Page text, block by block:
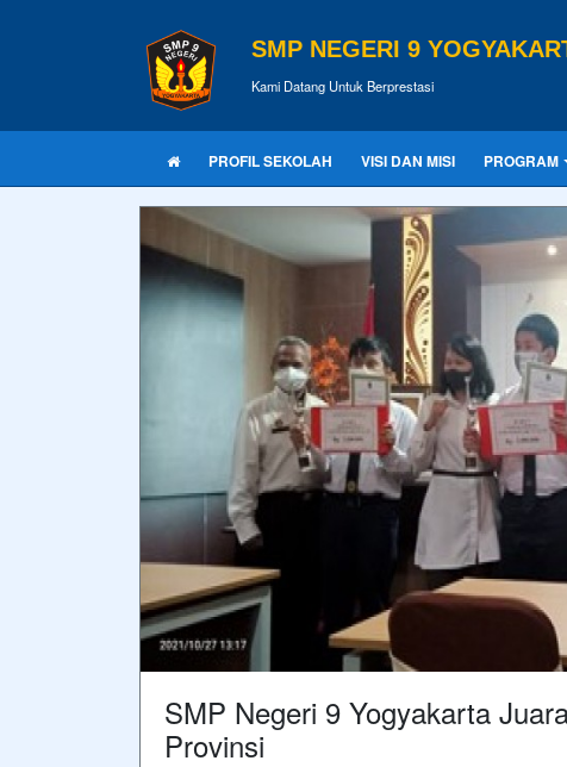
SMP NEGERI 9
Kami Datang Untuk Berprestasi
PROFIL SEKOLAH VISI DAN MISI PROGRAM
SMP Negeri 9 Yogyakarta
Provinsi